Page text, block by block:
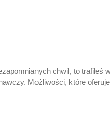
chwil, to trafiłeś
Możliwości, które